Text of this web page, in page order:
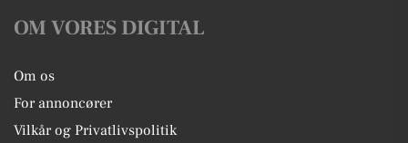
OM VORES DIGITAL
Om os
For annoncører
Vilkår og Privatlivspolitik